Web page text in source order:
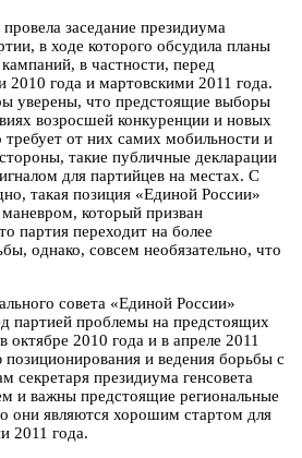
заседание президиума
в ходе которого обсудила планы
в частности, перед
2010 года и мартовскими 2011 года.
уверены, что предстоящие выборы
возросшей конкуренции и новых
требует от них самих мобильности и
такие публичные декларации
для партийцев на местах. С
такая позиция «Единой России»
который призван
партия переходит на более
однако, совсем необязательно, что
совета «Единой России»
партией проблемы на предстоящих
октябре 2010 года и в апреле 2011
позиционирования и ведения борьбы с
секретаря президиума генсовета
и важны предстоящие региональные
они являются хорошим стартом для
2011 года.